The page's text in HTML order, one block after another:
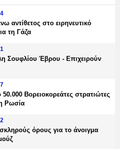
αντίθετος στο ειρηνευτικό
τη Γάζα
Σουφλίου Έβρου - Επιχειρούν
Βορειοκορεάτες στρατιώτες
Ρωσία
όρους για το άνοιγμα